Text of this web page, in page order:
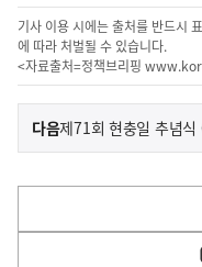
기사 이용 시에는 출처를 반드시
에 따라 처벌될 수 있습니다.
<자료출처=정책브리핑
이
전
다
음
다음기
제71회 현충일 추념